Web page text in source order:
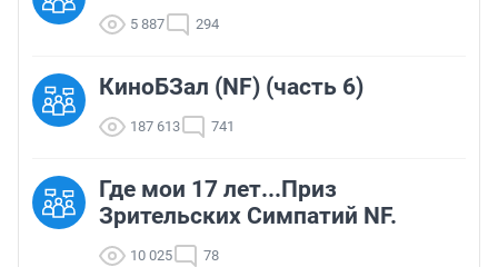
5 887 294
КиноБЗал (NF) (часть 6)
187 613 741
Где мои 17 лет...Приз
Зрительских Симпатий NF.
10 025 78